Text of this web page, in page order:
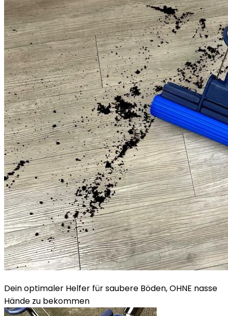
Dein optimaler Helfer für saubere Böden, OHNE nasse
Hände zu bekommen